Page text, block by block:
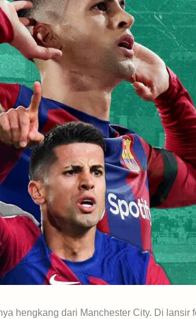
hengkang dari Manchester City. Di lansir